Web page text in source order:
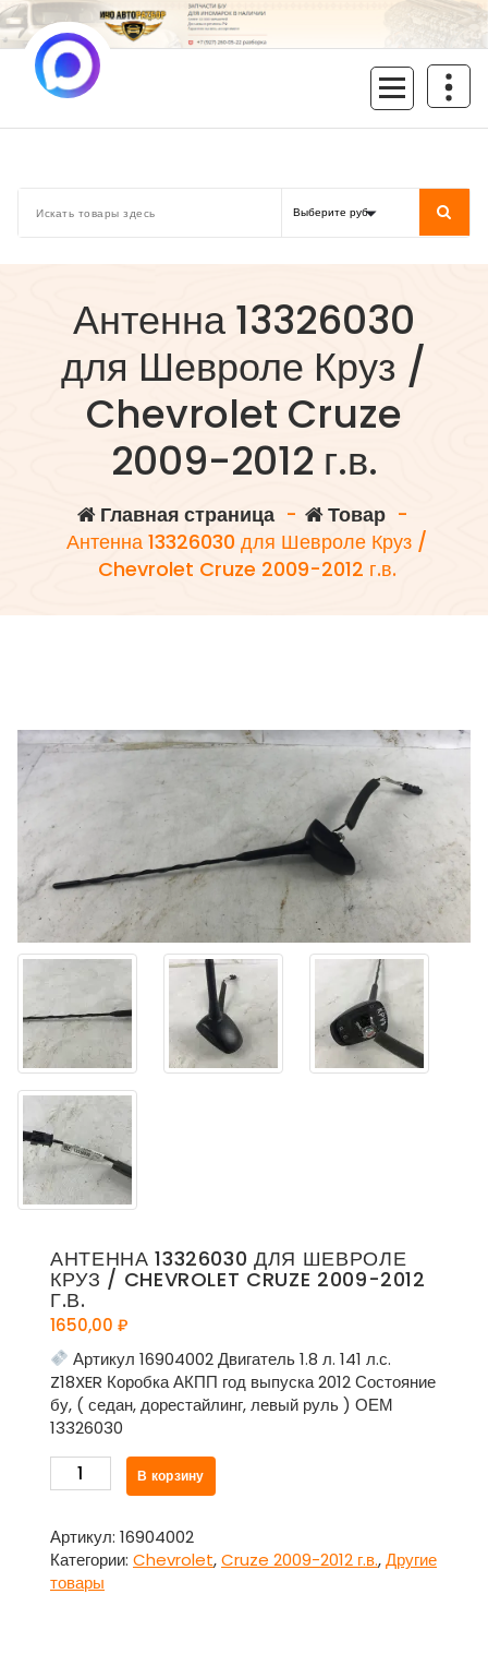
Перейти
к
содержимому
Антенна 13326030
для Шевроле Круз /
Chevrolet Cruze
2009-2012 г.в.
Главная страница- Товар-
Антенна 13326030 для Шевроле Круз /
Chevrolet Cruze 2009-2012 г.в.
АНТЕННА 13326030 ДЛЯ ШЕВРОЛЕ
КРУЗ / CHEVROLET CRUZE 2009-2012
Г.В.
1650,00 ₽
Артикул 16904002 Двигатель 1.8 л. 141 л.с.
Z18XER Коробка АКПП год выпуска 2012 Состояние
бу, ( седан, дорестайлинг, левый руль ) ОЕМ
13326030
Количество
товара
13326030
для
Шевроле
В корзину
Артикул: 16904002
Категории: Chevrolet,Cruze 2009-2012 г.в.,Другие
товары